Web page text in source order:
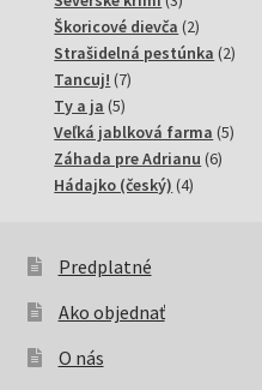
produkty
Škoricové dievča 22
produkty
Strašidelná pestúnka 22
Tancuj! 77
Ty a ja 55
produktov
Veľká jablková farma 55
Záhada pre Adrianu 66
Hádajko (český) 44
Predplatné
Ako objednať
O nás